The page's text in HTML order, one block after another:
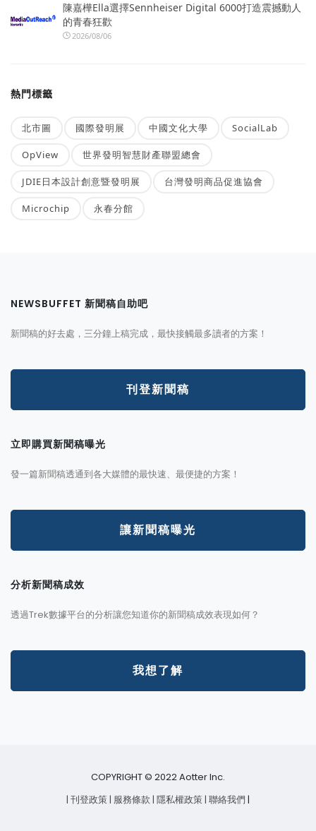
陳嘉樺Ella選擇Sennheiser Digital 6000打造震撼動人
的青春狂歡
2026/08/06
熱門標籤
北市圖 國際發明展 中國文化大學 SocialLab
OpView 世界發明智慧財產聯盟總會
JDIE日本設計創意暨發明展 台灣發明商品促進協會
Microchip 永春分館
NEWSBUFFET 新聞稿自助吧
新聞稿的好去處，三分鐘上稿完成，最快接觸最多讀者的方案！
刊登新聞稿
立即購買新聞稿曝光
發一篇新聞稿透通到各大媒體的最快速、最便捷的方案！
讓新聞稿曝光
分析新聞稿成效
透過Trek數據平台的分析讓您知道你的新聞稿成效表現如何？
我想了解
COPYRIGHT © 2022 Aotter Inc.
| 刊登政策| 服務條款| 隱私權政策| 聯絡我們 |